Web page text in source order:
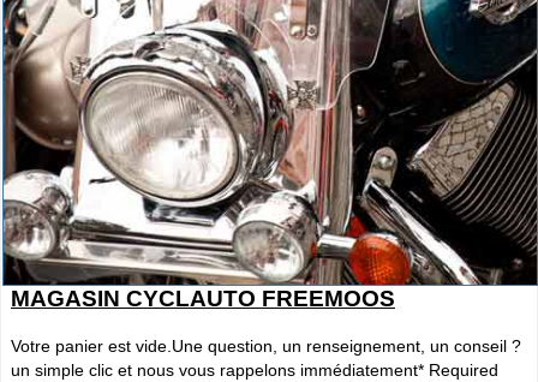
MAGASIN CYCLAUTO FREEMOOS
Votre panier est vide.Une question, un renseignement, un conseil ?
un simple clic et nous vous rappelons immédiatement* Required